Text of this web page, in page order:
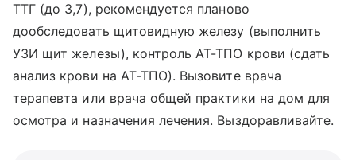
ТТГ (до 3,7), рекомендуется планово
дообследовать щитовидную железу (выполнить
УЗИ щит железы), контроль АТ-ТПО крови (сдать
анализ крови на АТ-ТПО). Вызовите врача
терапевта или врача общей практики на дом для
осмотра и назначения лечения. Выздоравливайте.